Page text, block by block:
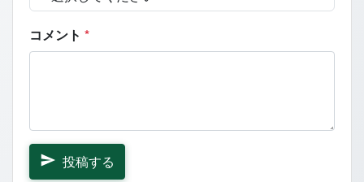
コメント *
投稿する